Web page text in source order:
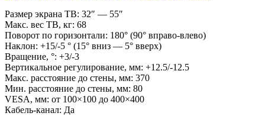
Размер экрана ТВ: 32″ — 55″
Макс. вес ТВ, кг: 68
Поворот по горизонтали: 180° (90° вправо-влево)
Наклон: +15/-5 ° (15° вниз — 5° вверх)
Вращение, °: +3/-3
Вертикальное регулирование, мм: +12.5/-12.5
Макс. расстояние до стены, мм: 370
Мин. расстояние до стены, мм: 80
VESA, мм: от 100×100 до 400×400
Кабель-канал: Да